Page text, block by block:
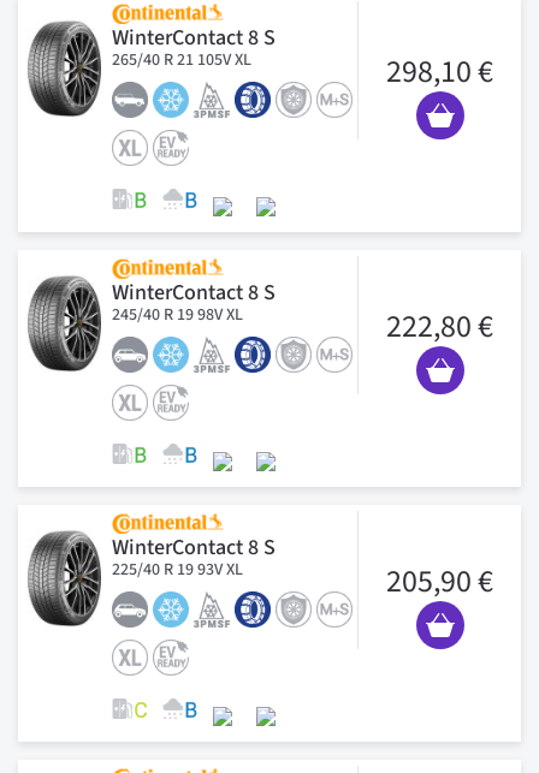
WinterContact 8 S
265/40 R 21 105V XL 298,10 €
WinterContact 8 S
245/40 R 19 98V XL 222,80 €
WinterContact 8 S
225/40 R 19 93V XL 205,90 €